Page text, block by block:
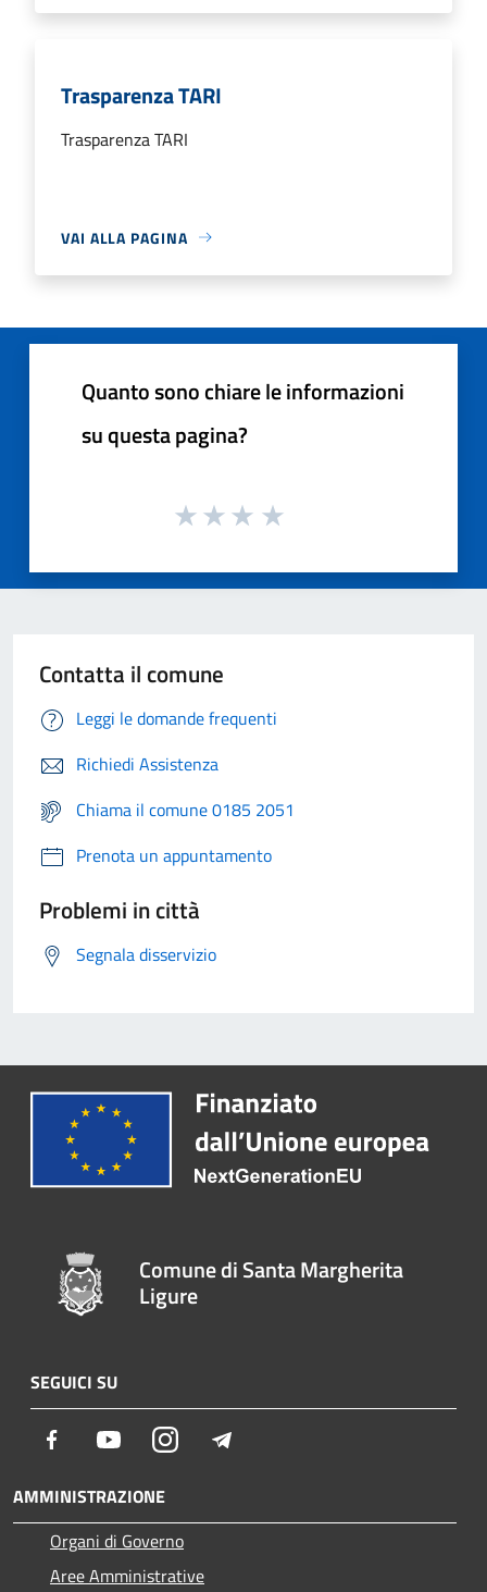
Trasparenza TARI
Trasparenza TARI
VAI ALLA PAGINA
Quanto sono chiare le informazioni
su questa pagina?
Contatta il comune
Leggi le domande frequenti
Richiedi Assistenza
Chiama il comune 0185 2051
Prenota un appuntamento
Problemi in città
Segnala disservizio
Comune di Santa Margherita
Ligure
SEGUICI SU
Facebook YoutubeInstagram
AMMINISTRAZIONE
Organi di Governo
Aree Amministrative